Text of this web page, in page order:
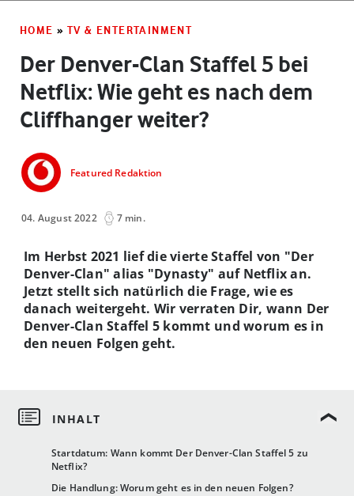
HOME » TV & ENTERTAINMENT
Der Denver-Clan Staffel 5 bei
Netflix: Wie geht es nach dem
Cliffhanger weiter?
Featured Redaktion
04. August 2022 7 min.
Startdatum: Wann kommt Der Denver-Clan Staffel 5 zu
Netflix?
Die Handlung: Worum geht es in den neuen Folgen?
Im Herbst 2021 lief die vierte Staffel von "Der
Denver-Clan" alias "Dynasty" auf Netflix an.
Jetzt stellt sich natürlich die Frage, wie es
danach weitergeht. Wir verraten Dir, wann Der
Denver-Clan Staffel 5 kommt und worum es in
den neuen Folgen geht.